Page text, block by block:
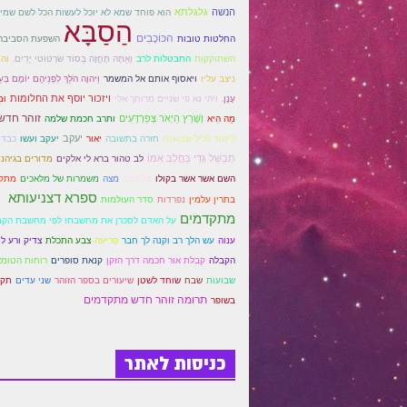
הנשה גלגלתא הוא פוחד שמא לא יוכל לעשות הכל לשם
החלטות טובות הכּוֹכָבִים הַסַבָּא השפעת
השתוקקות התבטלות לרב וְאַתָּה תֶּחֱזֶה בְּסוֹד שׂרְטּוֹטי יָדַיִם.
ניצב עליו ויאסוף אותם אל המשמר וַיהוָה הֹלֵךְ לִפְנֵיהֶם יוֹמָם
עָנָן. ויהי נא פי שניים מרוחך אלי ויזכור יוסף את החלומות
מַה הִיא וְשָׁרַץ הַיְאֹר צְפַרְדְּעִים ותרב חכמת שלמה זוהר
לימוד לליל שבועות חזרה בתשובה יאור יעקב יעקב ועשו כבד
תְבַשֵּׁל גְּדִי בַּחֲלֵב אִמּוֹ לב טהור ברא לי אלקים מדורים
השם אשר אשר בקולו
מצה משמרות של מלאכים
בתרין עלמין נפרדות סדר העולמות ספרא דצניעותא
מתקדמים על האדם לסכרן את מחשבתו לפי מחשבת
ענוה עש הלך רב וקנה לך חבר פריעה צבע התכלת צדיק ורע
הקבלה קבלת אור חכמה דרך הזקן קנאת סופרים רוחות
שבועות שבח שוחד לשטן שיעורים בספר הזוהר שני עדים
בשופר תרומה זוהר חדש מתקדמים
כניסות לאתר